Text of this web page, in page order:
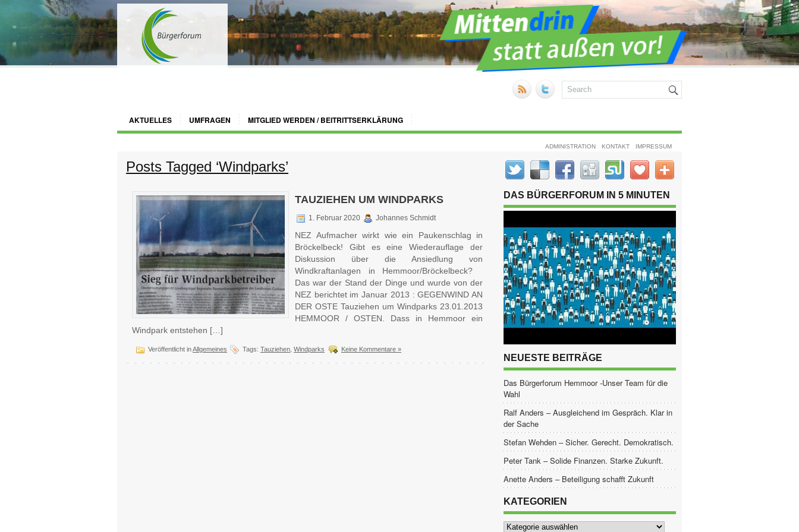
ADMINISTRATION KONTAKT IMPRESSUM
AKTUELLES UMFRAGEN MITGLIED WERDEN / BEITRITTSERKLÄRUNG
Posts Tagged ‘Windparks’
TAUZIEHEN UM WINDPARKS
1. Februar 2020 Johannes Schmidt
NEZ Aufmacher wirkt wie ein Paukenschlag in
Bröckelbeck! Gibt es eine Wiederauflage der
Diskussion über die Ansiedlung von
Windkraftanlagen in Hemmoor/Bröckelbeck?
Das war der Stand der Dinge und wurde von der
NEZ berichtet im Januar 2013 : GEGENWIND AN
DER OSTE Tauziehen um Windparks 23.01.2013
HEMMOOR / OSTEN. Dass in Hemmoor ein
Windpark entstehen […]
Veröffentlicht inAllgemeines Tags: Tauziehen Windparks Keine Kommentare »
DAS BÜRGERFORUM IN 5 MINUTEN
NEUESTE BEITRÄGE
Das Bürgerforum Hemmoor -Unser Team für die
Wahl
Ralf Anders – Ausgleichend im Gespräch. Klar in
der Sache
Stefan Wehden – Sicher. Gerecht. Demokratisch.
Peter Tank – Solide Finanzen. Starke Zukunft.
Anette Anders – Beteiligung schafft Zukunft
KATEGORIEN
Kategorien